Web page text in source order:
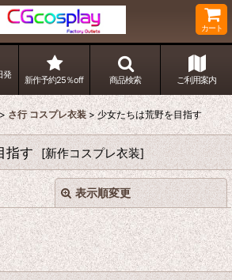
カート
発
新作予約25％off 商品検索 ご利用案内
> さ行 コスプレ衣装 > 少女たちは荒野を目指す
指す [新作コスプレ衣装]
表示順変更 閉じる